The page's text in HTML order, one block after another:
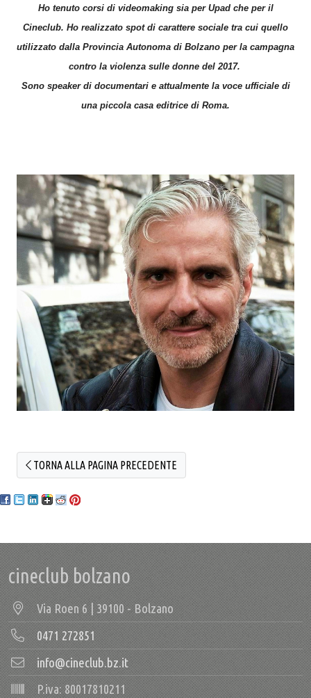
Ho tenuto corsi di videomaking sia per Upad che per il
Cineclub. Ho realizzato spot di carattere sociale tra cui quello
utilizzato dalla Provincia Autonoma di Bolzano per la campagna
contro la violenza sulle donne del 2017.
Sono speaker di documentari e attualmente la voce ufficiale di
una piccola casa editrice di Roma.
TORNA ALLA PAGINA PRECEDENTE
cineclub bolzano
Via Roen 6 | 39100 - Bolzano
0471 272851
info@cineclub.bz.it
P.iva: 80017810211